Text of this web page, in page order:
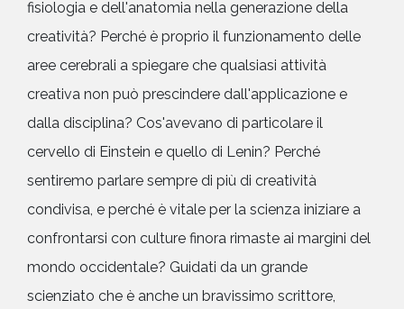
fisiologia e dell'anatomia nella generazione della
creatività? Perché è proprio il funzionamento delle
aree cerebrali a spiegare che qualsiasi attività
creativa non può prescindere dall'applicazione e
dalla disciplina? Cos'avevano di particolare il
cervello di Einstein e quello di Lenin? Perché
sentiremo parlare sempre di più di creatività
condivisa, e perché è vitale per la scienza iniziare a
confrontarsi con culture finora rimaste ai margini del
mondo occidentale? Guidati da un grande
scienziato che è anche un bravissimo scrittore,